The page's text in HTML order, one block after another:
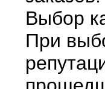
Выбор
При